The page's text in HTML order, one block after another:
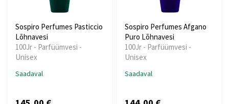
Sospiro Perfumes Pasticcio
Lõhnavesi
100Jr - Parfüümvesi -
Unisex
Saadaval
Sospiro Perfumes Afgano
Puro Lõhnavesi
100Jr - Parfüümvesi -
Unisex
Saadaval